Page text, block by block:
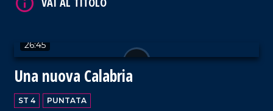
26:45
Una nuova Calabria
ST 4 PUNTATA